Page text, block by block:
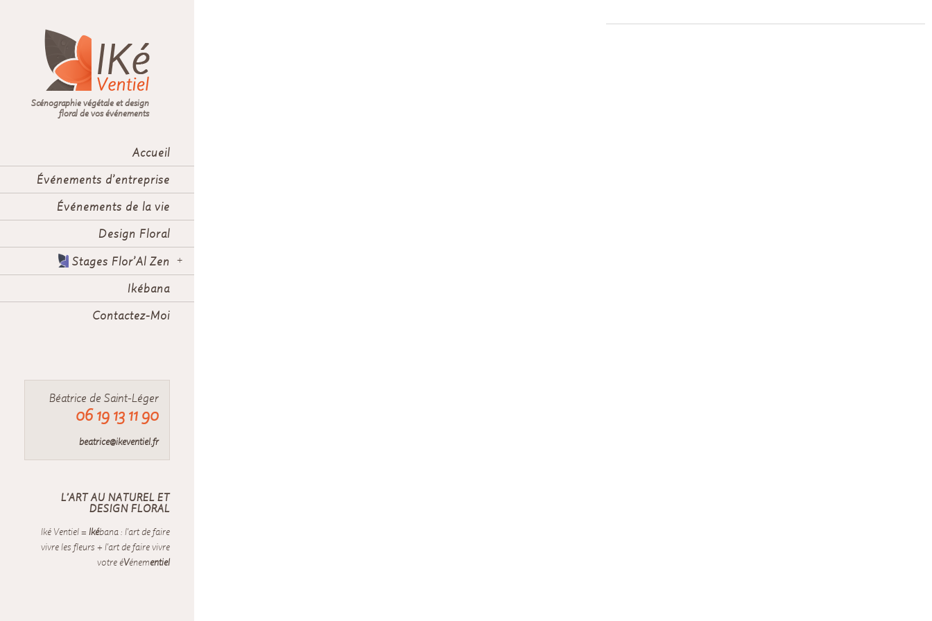
Scénographie végétale et design
floral de vos événements
Accueil
Événements d’entreprise
Événements de la vie
Design Floral
Stages Flor’Al Zen
Ikébana
Contactez-Moi
Béatrice de Saint-Léger
06 19 13 11 90
beatrice@ikeventiel.fr
L’ART AU NATUREL ET
DESIGN FLORAL
Iké Ventiel = Ikébana : l'art de faire
vivre les fleurs + l'art de faire vivre
votre éVénementiel